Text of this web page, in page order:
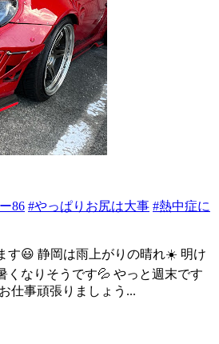
86 #やっぱりお尻は大事 #熱中症に
す😃 静岡は雨上がりの晴れ☀️ 明け
くなりそうです💦 やっと週末です
仕事頑張りましょう...